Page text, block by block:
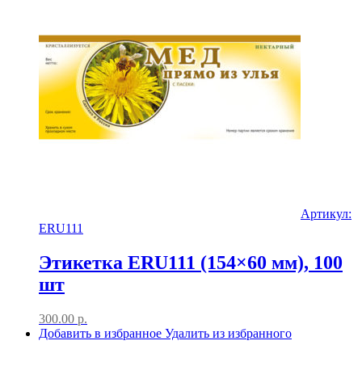
Артикул:
ERU111
Этикетка ERU111 (154×60 мм), 100
шт
300.00 р.
Добавить в избранное Удалить из избранного